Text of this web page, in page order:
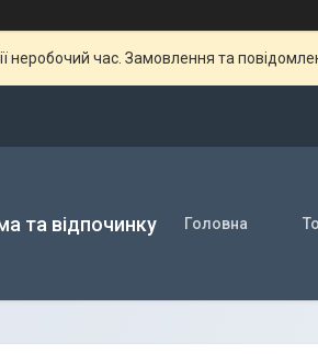
неробочий час. Замовлення та
та відпочинку Головна